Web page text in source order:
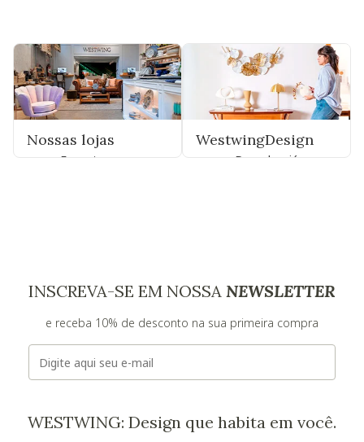
Nossas lojas
Encontre uma
WestwingDesign
Descubra já
INSCREVA-SE EM NOSSA NEWSLETTER
e receba 10% de desconto na sua primeira compra
WESTWING: Design que habita em você.